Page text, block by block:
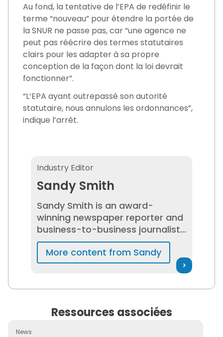
Au fond, la tentative de l’EPA de redéfinir le
terme “nouveau” pour étendre la portée de
la SNUR ne passe pas, car “une agence ne
peut pas réécrire des termes statutaires
clairs pour les adapter à sa propre
conception de la façon dont la loi devrait
fonctionner”.
“L’EPA ayant outrepassé son autorité
statutaire, nous annulons les ordonnances”,
indique l’arrêt.
Industry Editor
Sandy Smith
Sandy Smith is an award-
winning newspaper reporter and
business-to-business journalist
who has spent 20+ years
researching and writing about
EHS, regulatory compliance, and
networking with EHS
about helping to build and
More content from Sandy
Ressources associées
News